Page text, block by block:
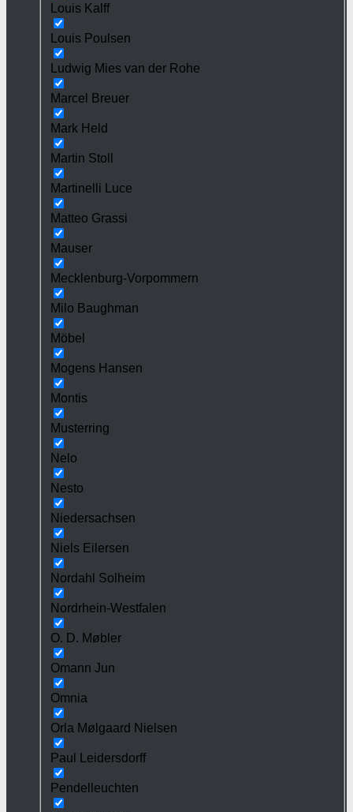
Louis Kalff
Louis Poulsen
Ludwig Mies van der Rohe
Marcel Breuer
Mark Held
Martin Stoll
Martinelli Luce
Matteo Grassi
Mauser
Mecklenburg-Vorpommern
Milo Baughman
Möbel
Mogens Hansen
Montis
Musterring
Nelo
Nesto
Niedersachsen
Niels Eilersen
Nordahl Solheim
Nordrhein-Westfalen
O. D. Møbler
Omann Jun
Omnia
Orla Mølgaard Nielsen
Paul Leidersdorff
Pendelleuchten